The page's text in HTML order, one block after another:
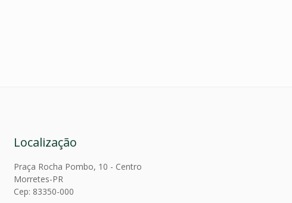
Localização
Praça Rocha Pombo, 10 - Centro
Morretes-PR
Cep: 83350-000